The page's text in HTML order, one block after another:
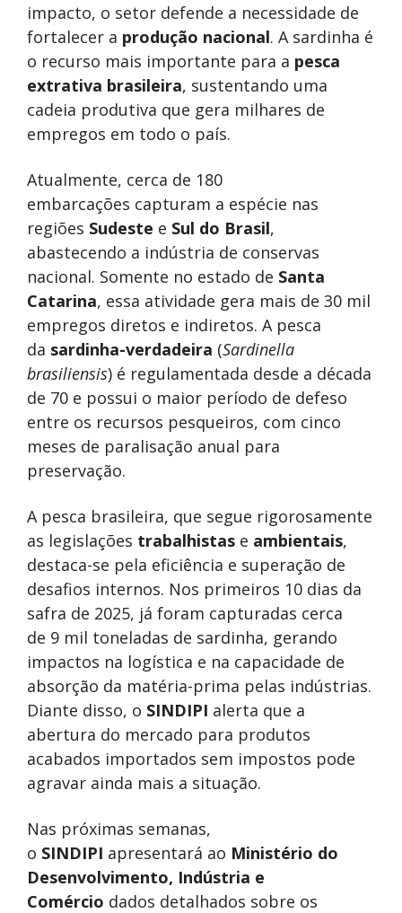
impacto, o setor defende a necessidade de
fortalecer a produção nacional. A sardinha é
o recurso mais importante para a pesca
extrativa brasileira, sustentando uma
cadeia produtiva que gera milhares de
empregos em todo o país.
Atualmente, cerca de 180
embarcações capturam a espécie nas
regiões Sudeste e Sul do Brasil,
abastecendo a indústria de conservas
nacional. Somente no estado de Santa
Catarina, essa atividade gera mais de 30 mil
empregos diretos e indiretos. A pesca
da sardinha-verdadeira (Sardinella
brasiliensis) é regulamentada desde a década
de 70 e possui o maior período de defeso
entre os recursos pesqueiros, com cinco
meses de paralisação anual para
preservação.
A pesca brasileira, que segue rigorosamente
as legislações trabalhistas e ambientais,
destaca-se pela eficiência e superação de
desafios internos. Nos primeiros 10 dias da
safra de 2025, já foram capturadas cerca
de 9 mil toneladas de sardinha, gerando
impactos na logística e na capacidade de
absorção da matéria-prima pelas indústrias.
Diante disso, o SINDIPI alerta que a
abertura do mercado para produtos
acabados importados sem impostos pode
agravar ainda mais a situação.
Nas próximas semanas,
o SINDIPI apresentará ao Ministério do
Desenvolvimento, Indústria e
Comércio dados detalhados sobre os